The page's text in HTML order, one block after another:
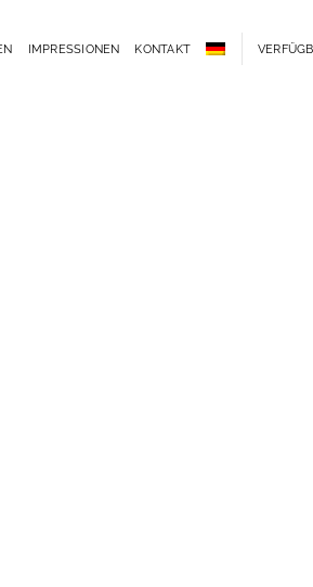
IMPRESSIONEN KONTAKT